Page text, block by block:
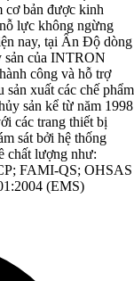
cơ bản được kinh
lực không ngừng
nay, tại Ấn Độ dòng
sản của INTRON
công và hỗ trợ
xuất các chế phẩm
sản kể từ năm 1998
các trang thiết bị
sát bởi hệ thống
chất lượng như:
FAMI-QS; OHSAS
(EMS)